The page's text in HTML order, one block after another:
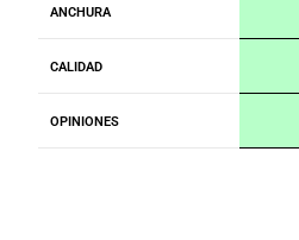
ANCHURA
CALIDAD
OPINIONES